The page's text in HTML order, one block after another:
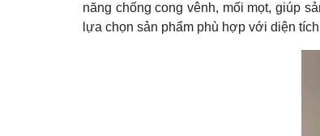
năng chống cong vênh, mối mọt, giúp
lựa chọn sản phẩm phù hợp với diện